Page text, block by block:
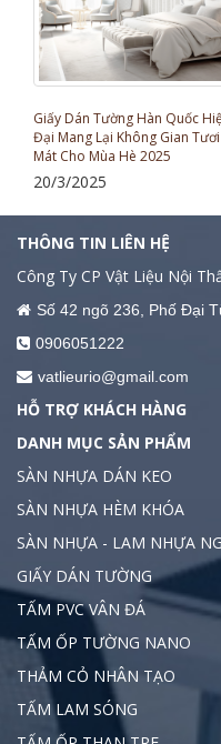
Giấy Dán Tường Hàn Quốc
Đại Mang Lại Không Gian Tươi
Mát Cho Mùa Hè 2025
20/3/2025
THÔNG TIN LIÊN HỆ
Công Ty CP Vật Liệu Nội
Số 42 ngõ 236, Phố Đại
0906051222
vatlieurio@gmail.com
HỖ TRỢ KHÁCH HÀNG
DANH MỤC SẢN PHẨM
SÀN NHỰA DÁN KEO
SÀN NHỰA HÈM KHÓA
SÀN NHỰA - LAM NHỰA
GIẤY DÁN TƯỜNG
TẤM PVC VÂN ĐÁ
TẤM ỐP TƯỜNG NANO
THẢM CỎ NHÂN TẠO
TẤM LAM SÓNG